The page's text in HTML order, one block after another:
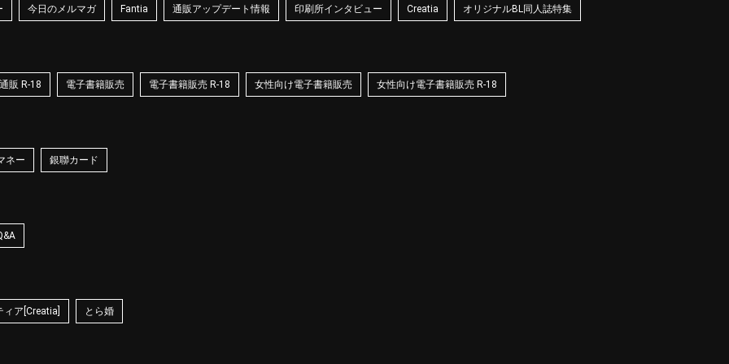
今日のメルマガ Fantia 通販アップデート情報 印刷所インタビュー Creatia オリジナルBL同人誌特集
販 R-18 電子書籍販売 電子書籍販売 R-18 女性向け電子書籍販売 女性向け電子書籍販売 R-18
ネー 銀聯カード
ア[Creatia] とら婚